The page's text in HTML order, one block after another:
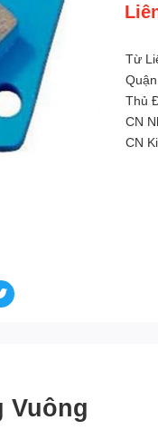
Từ
Thủ
CN
CN
Vuông